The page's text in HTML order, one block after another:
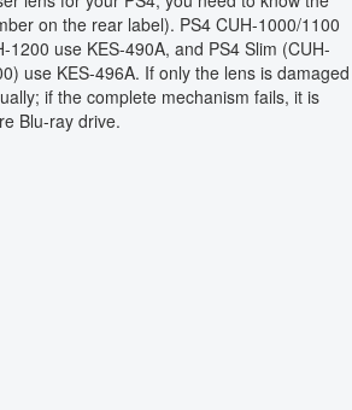
on the rear label). PS4 CUH-1000/1100
1200 use KES-490A, and PS4 Slim (CUH-
use KES-496A. If only the lens is damaged
if the complete mechanism fails, it is
Blu-ray drive.